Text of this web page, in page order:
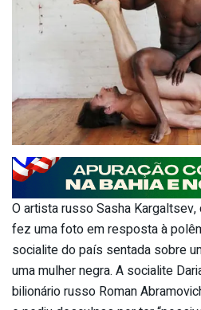
O artista russo Sasha Kargaltsev,
fez uma foto em resposta à
socialite do país sentada sobre
uma mulher negra. A socialite
bilionário russo Roman